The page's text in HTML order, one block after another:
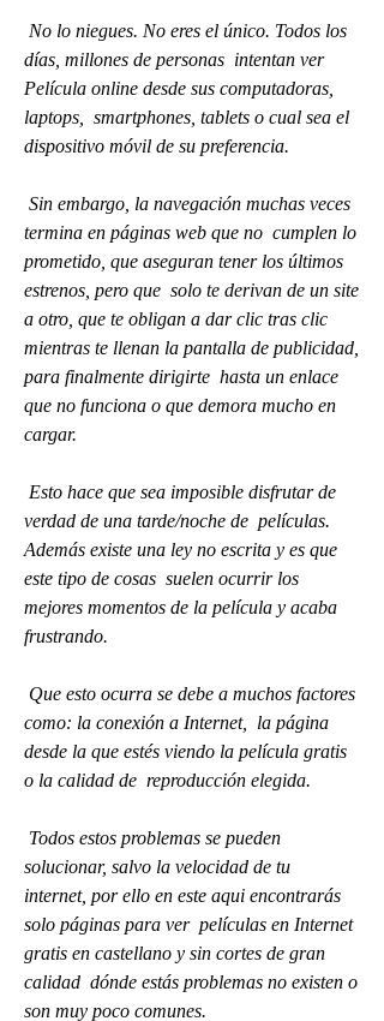
días, millones de personas  intentan ver
Película online desde sus computadoras,
laptops,  smartphones, tablets o cual sea el
dispositivo móvil de su preferencia.
termina en páginas web que no  cumplen lo
prometido, que aseguran tener los últimos
estrenos, pero que  solo te derivan de un site
a otro, que te obligan a dar clic tras clic
mientras te llenan la pantalla de publicidad,
para finalmente dirigirte  hasta un enlace
que no funciona o que demora mucho en
cargar.
verdad de una tarde/noche de  películas.
Además existe una ley no escrita y es que
este tipo de cosas  suelen ocurrir los
mejores momentos de la película y acaba
frustrando.
como: la conexión a Internet,  la página
desde la que estés viendo la película gratis
o la calidad de  reproducción elegida.
solucionar, salvo la velocidad de tu
internet, por ello en este aqui encontrarás
solo páginas para ver  películas en Internet
gratis en castellano y sin cortes de gran
calidad  dónde estás problemas no existen o
son muy poco comunes.